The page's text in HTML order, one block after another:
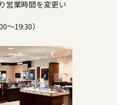
営業時間を変更い
～19:30）